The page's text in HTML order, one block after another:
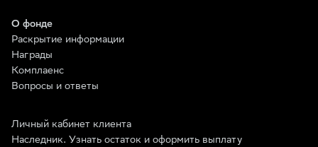
О фонде
Раскрытие информации
Награды
Комплаенс
Вопросы и ответы
Личный кабинет клиента
Наследник. Узнать остаток и оформить выплату